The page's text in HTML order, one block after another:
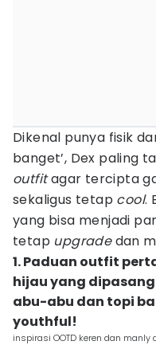
Dikenal punya fisik
banget’, Dex paling
outfitagar tercipta
sekaligus tetap cool.
yang bisa menjadi
tetap upgradedan
1. Paduan outfit
hijau yang
abu-abu dan topi
youthful!
inspirasi OOTD keren dan